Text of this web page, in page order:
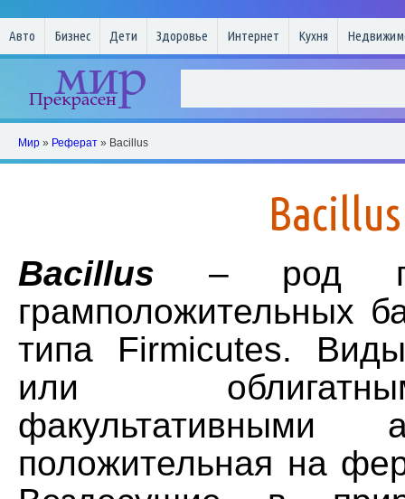
Авто Бизнес Дети Здоровье Интернет Кухня
Мир » Реферат » Bacillus
Bacillus
Bacillus – род
грамположительных
типа Firmicutes.
или
факультативными
положительная на